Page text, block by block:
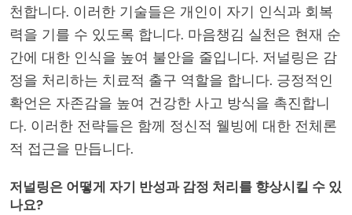
천합니다. 이러한 기술들은 개인이 자기 인식과 회복
력을 기를 수 있도록 합니다. 마음챙김 실천은 현재 순
간에 대한 인식을 높여 불안을 줄입니다. 저널링은 감
정을 처리하는 치료적 출구 역할을 합니다. 긍정적인
확언은 자존감을 높여 건강한 사고 방식을 촉진합니
다. 이러한 전략들은 함께 정신적 웰빙에 대한 전체론
적 접근을 만듭니다.
저널링은 어떻게 자기 반성과 감정 처리를 향상시킬 수 있
나요?